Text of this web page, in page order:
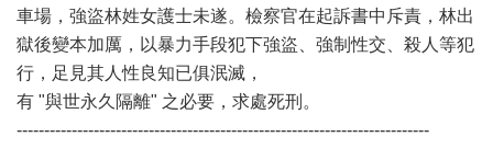
車場，強盜林姓女護士未遂。檢察官在起訴書中斥責，林出
獄後變本加厲，以暴力手段犯下強盜、強制性交、殺人等犯
行，足見其人性良知已俱泯滅，
有 "與世永久隔離" 之必要，求處死刑。
---------------------------------------------------------------------------